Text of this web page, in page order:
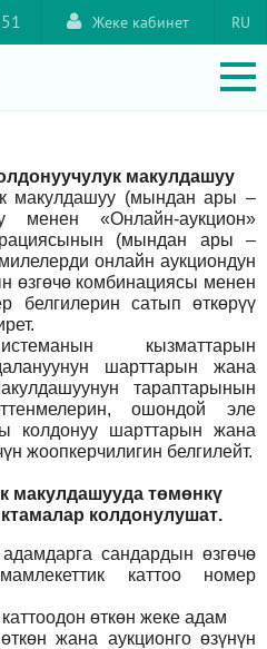
RU
Жеке кабинет
макулдашуу
макулдашуу (мындан ары –
менен «Онлайн-аукцион»
(мындан ары –
онлайн аукциондун
өзгөчө комбинациясы менен
белгилерин сатып өткөрүү
кызматтарын
шарттарын жана
тараптарынын
ошондой эле
колдонуу шарттарын жана
жоопкерчилигин белгилейт.
макулдашууда төмөнкү
колдонулушат.
сандардын өзгөчө
каттоо номер
өткөн жеке адам
жана аукционго өзүнүн